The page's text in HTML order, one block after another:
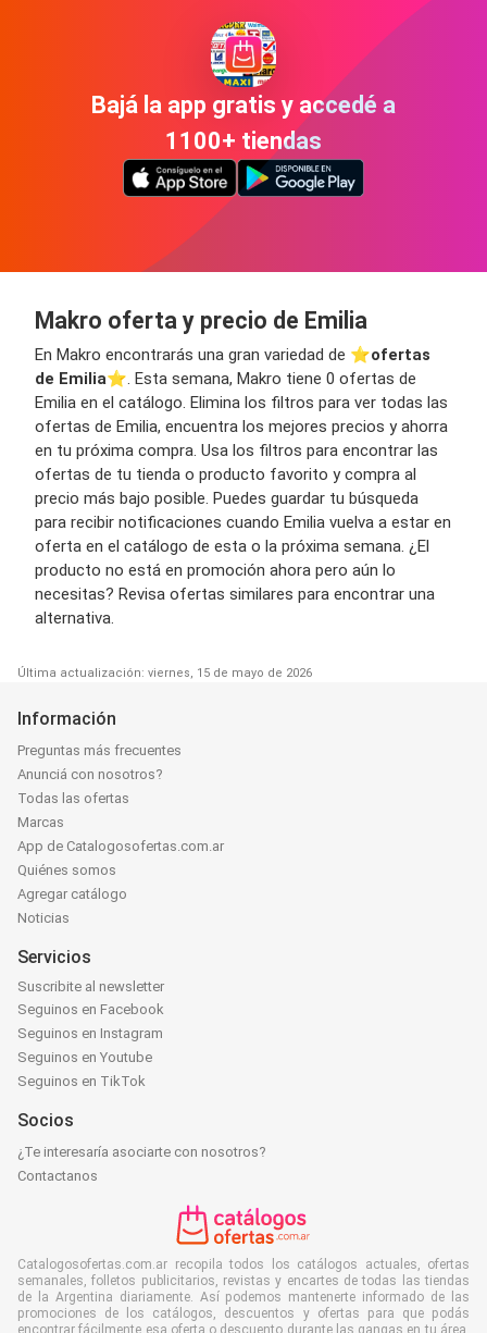
Bajá la app gratis y accedé a
1100+ tiendas
Makro oferta y precio de Emilia
En Makro encontrarás una gran variedad de ⭐️ofertas
de Emilia⭐️. Esta semana, Makro tiene 0 ofertas de
Emilia en el catálogo. Elimina los filtros para ver todas las
ofertas de Emilia, encuentra los mejores precios y ahorra
en tu próxima compra. Usa los filtros para encontrar las
ofertas de tu tienda o producto favorito y compra al
precio más bajo posible. Puedes guardar tu búsqueda
para recibir notificaciones cuando Emilia vuelva a estar en
oferta en el catálogo de esta o la próxima semana. ¿El
producto no está en promoción ahora pero aún lo
necesitas? Revisa ofertas similares para encontrar una
alternativa.
Última actualización: viernes, 15 de mayo de 2026
Información
Preguntas más frecuentes
Anunciá con nosotros?
Todas las ofertas
Marcas
App de Catalogosofertas.com.ar
Quiénes somos
Agregar catálogo
Noticias
Servicios
Suscribite al newsletter
Seguinos en Facebook
Seguinos en Instagram
Seguinos en Youtube
Seguinos en TikTok
Socios
¿Te interesaría asociarte con nosotros?
Contactanos
Catalogosofertas.com.ar recopila todos los catálogos actuales, ofertas
semanales, folletos publicitarios, revistas y encartes de todas las tiendas
de la Argentina diariamente. Así podemos mantenerte informado de las
promociones de los catálogos, descuentos y ofertas para que podás
encontrar fácilmente esa oferta o descuento durante las gangas en tu área.